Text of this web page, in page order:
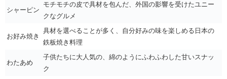
シャーピン
モチモチの皮で具材を包んだ、外国の影響を受けたユニー
クなグルメ
お好み焼き
具材を選べることが多く、自分好みの味を楽しめる日本の
鉄板焼き料理
わたあめ
子供たちに大人気の、綿のようにふわふわした甘いスナッ
ク